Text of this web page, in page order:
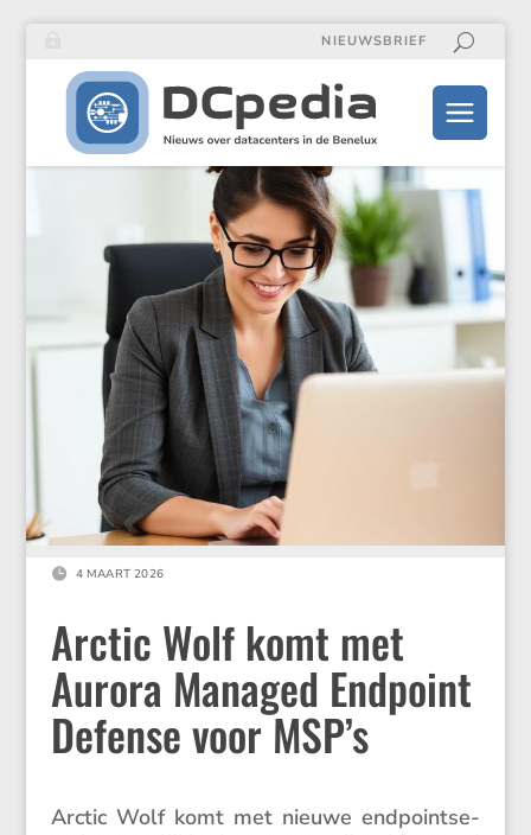
NIEUWSBRIEF
 4 MAART 2026
Arctic Wolf komt met
Aurora Managed Endpoint
Defense voor MSP’s
Arctic Wolf komt met nieuwe endpoint­se­